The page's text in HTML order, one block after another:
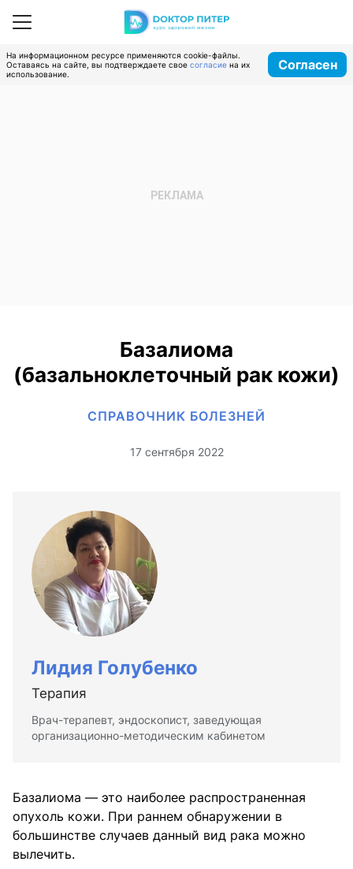
На информационном ресурсе применяются cookie-файлы.
Оставаясь на сайте, вы подтверждаете свое согласие на их
использование.
Согласен
Базалиома
(базальноклеточный рак кожи)
СПРАВОЧНИК БОЛЕЗНЕЙ
17 сентября 2022
Лидия Голубенко
Терапия
Врач-терапевт, эндоскопист, заведующая
организационно-методическим кабинетом
Базалиома — это наиболее распространенная
опухоль кожи. При раннем обнаружении в
большинстве случаев данный вид рака можно
вылечить.